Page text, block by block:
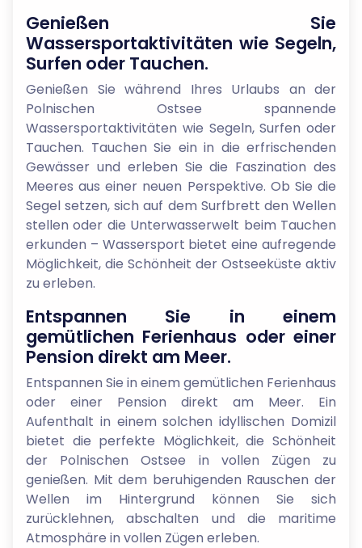
Genießen Sie
Wassersportaktivitäten wie Segeln,
Surfen oder Tauchen.
Genießen Sie während Ihres Urlaubs an der
Polnischen Ostsee spannende
Wassersportaktivitäten wie Segeln, Surfen oder
Tauchen. Tauchen Sie ein in die erfrischenden
Gewässer und erleben Sie die Faszination des
Meeres aus einer neuen Perspektive. Ob Sie die
Segel setzen, sich auf dem Surfbrett den Wellen
stellen oder die Unterwasserwelt beim Tauchen
erkunden – Wassersport bietet eine aufregende
Möglichkeit, die Schönheit der Ostseeküste aktiv
zu erleben.
Entspannen Sie in einem
gemütlichen Ferienhaus oder einer
Pension direkt am Meer.
Entspannen Sie in einem gemütlichen Ferienhaus
oder einer Pension direkt am Meer. Ein
Aufenthalt in einem solchen idyllischen Domizil
bietet die perfekte Möglichkeit, die Schönheit
der Polnischen Ostsee in vollen Zügen zu
genießen. Mit dem beruhigenden Rauschen der
Wellen im Hintergrund können Sie sich
zurücklehnen, abschalten und die maritime
Atmosphäre in vollen Zügen erleben.